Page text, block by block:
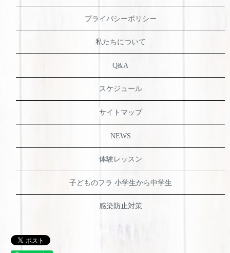
プライバシーポリシー
私たちについて
Q&A
スケジュール
サイトマップ
NEWS
体験レッスン
子どものフラ 小学生から中学生
感染防止対策